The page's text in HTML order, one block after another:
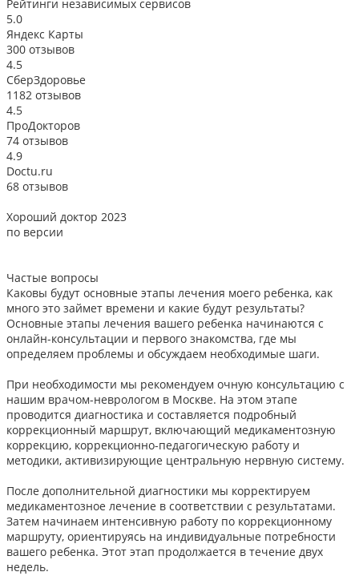
Рейтинги независимых сервисов
5.0
Яндекс Карты
300 отзывов
4.5
СберЗдоровье
1182 отзывов
4.5
ПроДокторов
74 отзывов
4.9
Doctu.ru
68 отзывов
Хороший доктор 2023
по версии
Частые вопросы
Каковы будут основные этапы лечения моего ребенка, как
много это займет времени и какие будут результаты?
Основные этапы лечения вашего ребенка начинаются с
онлайн-консультации и первого знакомства, где мы
определяем проблемы и обсуждаем необходимые шаги.
При необходимости мы рекомендуем очную консультацию с
нашим врачом-неврологом в Москве. На этом этапе
проводится диагностика и составляется подробный
коррекционный маршрут, включающий медикаментозную
коррекцию, коррекционно-педагогическую работу и
методики, активизирующие центральную нервную систему.
После дополнительной диагностики мы корректируем
медикаментозное лечение в соответствии с результатами.
Затем начинаем интенсивную работу по коррекционному
маршруту, ориентируясь на индивидуальные потребности
вашего ребенка. Этот этап продолжается в течение двух
недель.